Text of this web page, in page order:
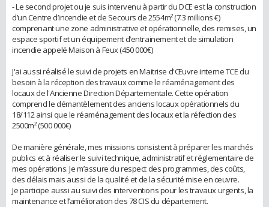
- Le second projet ou je suis intervenu à partir du DCE est la construction
d’un Centre d’incendie et de Secours de 2554m² (7.3 millions €)
comprenant une zone administrative et opérationnelle, des remises, un
espace sportif et un équipement d’entrainement et de simulation
incendie appelé Maison à Feux (450 000€)
J'ai aussi réalisé le suivi de projets en Maitrise d'Œuvre interne TCE du
besoin à la réception des travaux comme le réaménagement des
locaux de l'Ancienne Direction Départementale. Cette opération
comprend le démantèlement des anciens locaux opérationnels du
18/112 ainsi que le réaménagement des locaux et la réfection des
2500m² (500 000€)
De manière générale, mes missions consistent à préparer les marchés
publics et à réaliser le suivi technique, administratif et réglementaire de
mes opérations. Je m’assure du respect des programmes, des coûts,
des délais mais aussi de la qualité et de la sécurité mise en œuvre.
Je participe aussi au suivi des interventions pour les travaux urgents, la
maintenance et l’amélioration des 78 CIS du département.